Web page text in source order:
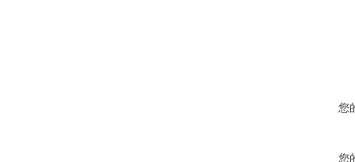
您
您